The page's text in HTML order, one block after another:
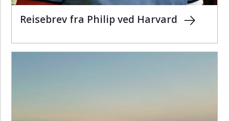
Reisebrev fra Philip ved Harvard